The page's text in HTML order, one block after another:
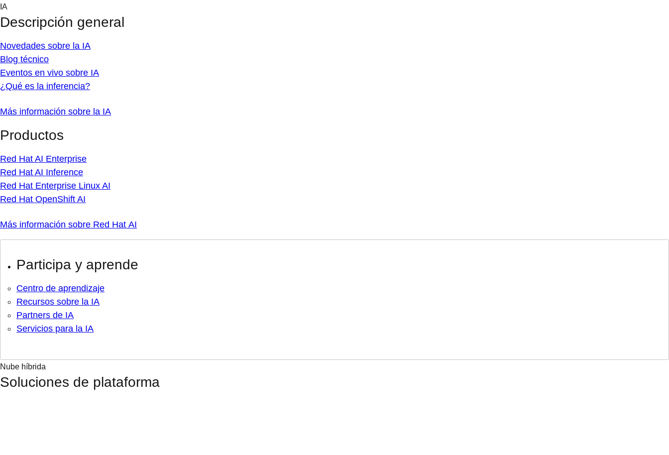
Skip
content
IA
Descripción general
Novedades sobre la IA
Blog técnico
Eventos en vivo sobre IA
¿Qué es la inferencia?
Más información sobre la IA
Productos
Red Hat AI Enterprise
Red Hat AI Inference
Red Hat Enterprise Linux AI
Red Hat OpenShift AI
Más información sobre Red Hat AI
Participa y aprende
Centro de aprendizaje
Recursos sobre la IA
Partners de IA
Servicios para la IA
Nube híbrida
Soluciones de plataforma